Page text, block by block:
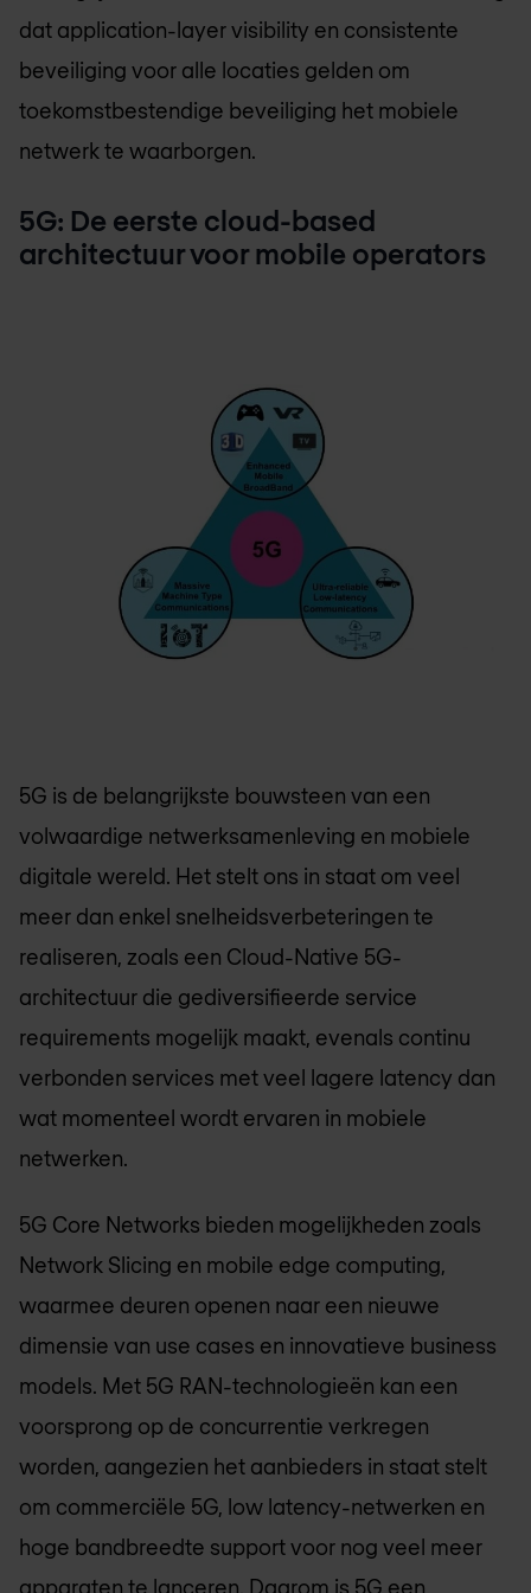
dat application-layer visibility en consistente
beveiliging voor alle locaties gelden om
toekomstbestendige beveiliging het mobiele
netwerk te waarborgen.
5G: De eerste cloud-based
architectuur voor mobile operators
5G is de belangrijkste bouwsteen van een
volwaardige netwerksamenleving en mobiele
digitale wereld. Het stelt ons in staat om veel
meer dan enkel snelheidsverbeteringen te
realiseren, zoals een Cloud-Native 5G-
architectuur die gediversifieerde service
requirements mogelijk maakt, evenals continu
verbonden services met veel lagere latency dan
wat momenteel wordt ervaren in mobiele
netwerken.
5G Core Networks bieden mogelijkheden zoals
Network Slicing en mobile edge computing,
waarmee deuren openen naar een nieuwe
dimensie van use cases en innovatieve business
models. Met 5G RAN-technologieën kan een
voorsprong op de concurrentie verkregen
worden, aangezien het aanbieders in staat stelt
om commerciële 5G, low latency-netwerken en
hoge bandbreedte support voor nog veel meer
apparaten te lanceren. Daarom is 5G een